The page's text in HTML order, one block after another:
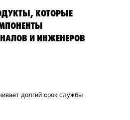
КОТОРЫЕ
И ИНЖЕНЕРОВ
долгий срок службы